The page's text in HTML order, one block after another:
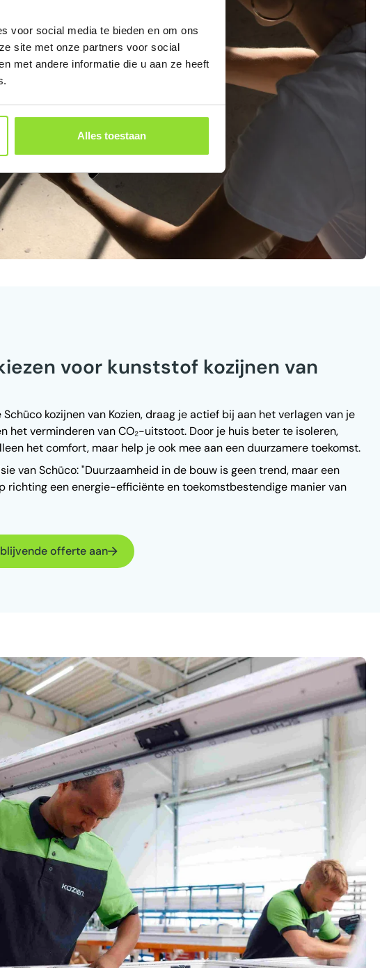
voor social media te bieden en om ons
site met onze partners voor social
met andere informatie die u aan ze heeft
Alles toestaan
voor kunststof kozijnen van
kozijnen van Kozien, draag je actief bij aan het verlagen van je
het verminderen van CO₂-uitstoot. Door je huis beter te isoleren,
het comfort, maar help je ook mee aan een duurzamere toekomst.
van Schüco: "Duurzaamheid in de bouw is geen trend, maar een
richting een energie-efficiënte en toekomstbestendige manier van
offerte aan